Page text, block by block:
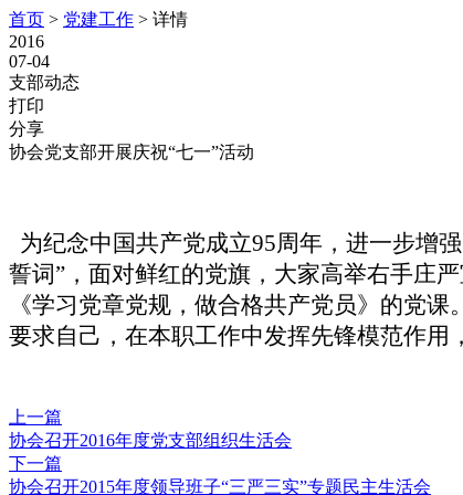
首页 > 党建工作 > 详情
2016
07-04
支部动态
打印
分享
协会党支部开展庆祝“七一”活动
为纪念中国共产党成立95周年， 进一步增
誓词” ， 面对鲜红的党旗，大家高举右手庄
《学习党章党规，做合格共产党员》的党课。
要求自己，在本职工作中发挥先锋模范作用 ，
上一篇
协会召开2016年度党支部组织生活会
下一篇
协会召开2015年度领导班子“三严三实”专题民主生活会